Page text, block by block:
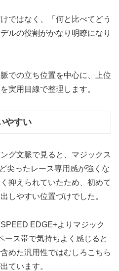
ではなく、「何と比べてどう
ルの役割がかなり明瞭になり
での立ち位置を中心に、上位
実用目線で整理します。
やすい
グ文脈で見ると、マジックス
尖ったレース専用感が強くな
抑えられていたため、初めて
しやすい位置づけでした。
EDGE+よりマジック
ース帯で気持ちよく感じると
めた汎用性ではむしろこちら
ています。